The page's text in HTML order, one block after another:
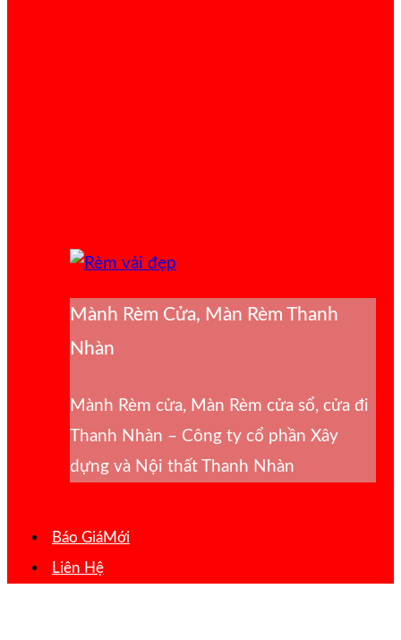
Mành Rèm Cửa, Màn Rèm Thanh
Nhàn
Mành Rèm cửa, Màn Rèm cửa sổ, cửa đi
Thanh Nhàn – Công ty cổ phần Xây
dựng và Nội thất Thanh Nhàn
Báo Giá
Liên Hệ